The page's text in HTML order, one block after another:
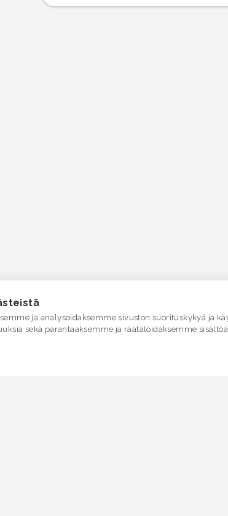
ja analysoidaksemme sivuston suorituskykyä ja
sekä parantaaksemme ja räätälöidäksemme